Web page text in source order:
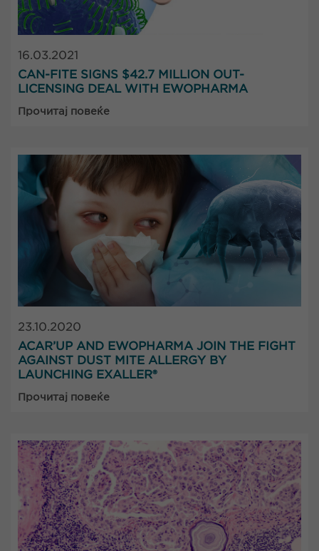
16.03.2021
CAN-FITE SIGNS $42.7 MILLION OUT-
LICENSING DEAL WITH EWOPHARMA
Прочитај повеќе
23.10.2020
ACAR’UP AND EWOPHARMA JOIN THE FIGHT
AGAINST DUST MITE ALLERGY BY
LAUNCHING EXALLER®
Прочитај повеќе